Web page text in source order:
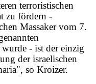
terroristischen
zu fördern -
Massaker vom 7.
- ist der einzig
der israelischen
so Kroizer.